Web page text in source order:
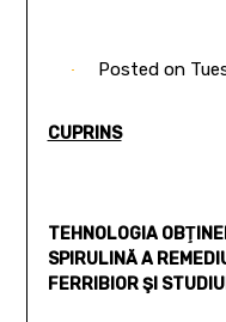
Posted on
CUPRINS
TEHNOLOGIA
SPIRULINĂ A
FERRIBIOR ŞI